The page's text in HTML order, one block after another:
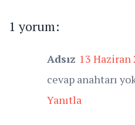
1 yorum:
Adsız 13 Haziran
cevap anahtarı
Yanıtla